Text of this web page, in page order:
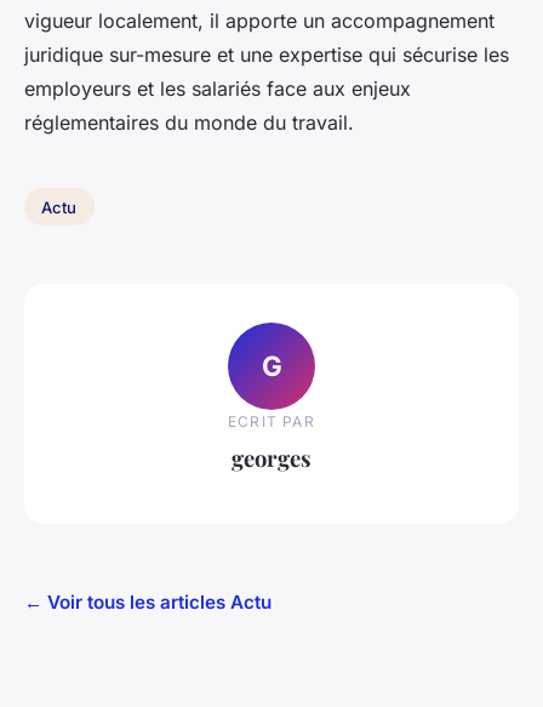
vigueur localement, il apporte un accompagnement
juridique sur-mesure et une expertise qui sécurise les
employeurs et les salariés face aux enjeux
réglementaires du monde du travail.
Actu
G
ECRIT PAR
georges
← Voir tous les articles Actu